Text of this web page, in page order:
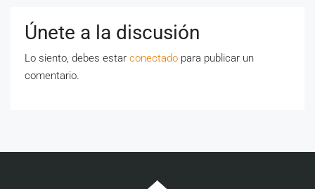
Únete a la discusión
Lo siento, debes estar conectado para publicar un
comentario.